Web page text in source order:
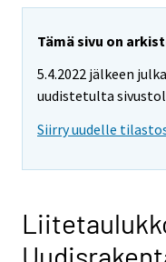
Tämä sivu on
5.4.2022 jälkeen
uudistetulta
Siirry uudelle